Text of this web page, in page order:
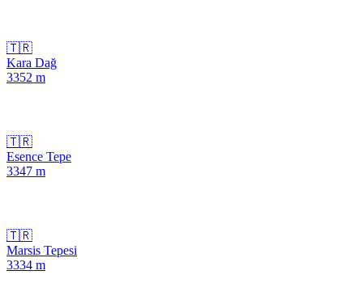
🇹🇷
Kara Dağ
3352 m
🇹🇷
Esence Tepe
3347 m
🇹🇷
Marsis Tepesi
3334 m